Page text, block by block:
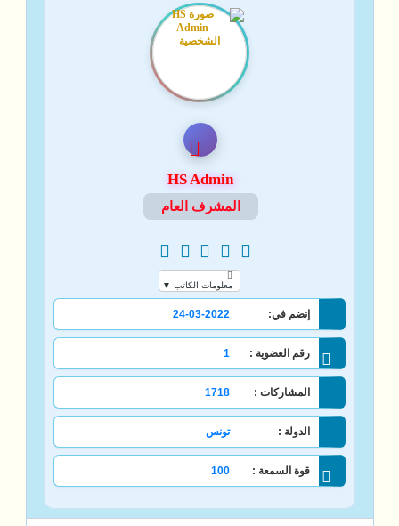
HS Admin
المشرف العام
معلومات الكاتب ▼
إنضم في: 24-03-2022
رقم العضوية : 1
المشاركات : 1718
الدولة : تونس
قوة السمعة : 100